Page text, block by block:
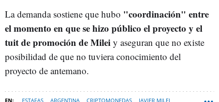
La demanda sostiene que hubo "coordinación" entre
el momento en que se hizo público el proyecto y el
tuit de promoción de Milei y aseguran que no existe
posibilidad de que no tuviera conocimiento del
proyecto de antemano.
ESTAFAS ARGENTINA CRIPTOMONEDAS JAVIER MILEI